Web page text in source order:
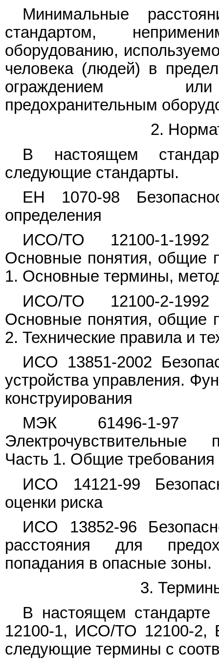
Минимальные
стандартом,
оборудованию,
человека (людей) в
ограждением или
предохранительным
2.
В настоящем
следующие стандарты.
ЕН 1070-98
определения
ИСО/ТО 12100-1-1992
Основные понятия, общие
1. Основные термины,
ИСО/ТО 12100-2-1992
Основные понятия, общие
2. Технические правила и
ИСО 13851-2002
устройства управления.
конструирования
МЭК 61496-1-97
Электрочувствительные
Часть 1. Общие требования
ИСО 14121-99
оценки риска
ИСО 13852-96
расстояния для
попадания в опасные зоны.
3.
В настоящем
12100-1, ИСО/ТО 12100-2,
следующие термины с